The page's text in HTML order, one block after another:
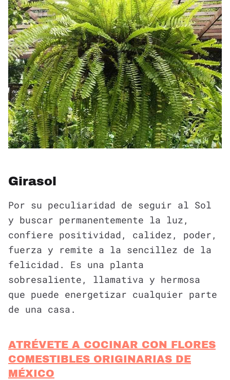
Girasol
Por su peculiaridad de seguir al Sol
y buscar permanentemente la luz,
confiere positividad, calidez, poder,
fuerza y remite a la sencillez de la
felicidad. Es una planta
sobresaliente, llamativa y hermosa
que puede energetizar cualquier parte
de una casa.
ATRÉVETE A COCINAR CON FLORES
COMESTIBLES ORIGINARIAS DE
MÉXICO